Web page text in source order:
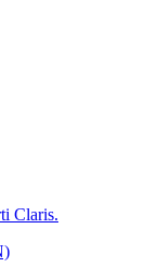
Claris.